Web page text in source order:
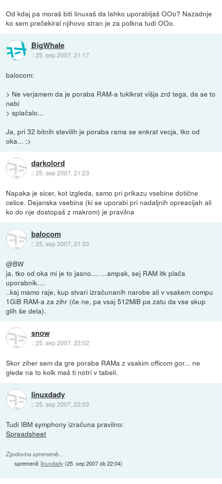
Od kdaj pa moraš biti linuxaš da lahko uporabljaš OOo? Nazadnje
ko sem prečekiral njihovo stran je za polkna tudi OOo.
BigWhale
::25. sep 2007, 21:17
balocom:
> Ne verjamem da je poraba RAM-a tuklkrat višja zrd tega, da se to
nebi
> splačalo...
Ja, pri 32 bitnih stevilih je poraba rama se enkrat vecja, tko od
oka... ;>
darkolord
::25. sep 2007, 21:23
Napaka je sicer, kot izgleda, samo pri prikazu vsebine dotične
celice. Dejanska vsebina (ki se uporabi pri nadaljnih opreacijah ali
ko do nje dostopaš z makrom) je pravilna
balocom
::25. sep 2007, 21:33
@BW
ja, tko od oka mi je to jasno.... ...ampak, sej RAM itk plača
uporabnik....
..kaj mamo raje, kup stvari izračunanih narobe ali v vsakem compu
1GiB RAM-a za zihr (če ne, pa vsaj 512MiB pa zatu da vse skup
glih še dela).
snow
::25. sep 2007, 22:02
Skor ziher sem da gre poraba RAMa z vsakim officom gor... ne
glede na to kolk maš ti notri v tabeli.
linuxdady
::25. sep 2007, 22:03
Tudi IBM symphony izračuna pravilno:
Spreadsheet
Zgodovina sprememb…
spremenil:linuxdady (25. sep 2007 ob 22:04)